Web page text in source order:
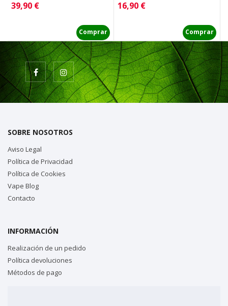
Precio
39,90 €
Comprar
Precio
16,90 €
Comprar
SOBRE NOSOTROS
Aviso Legal
Política de Privacidad
Política de Cookies
Vape Blog
Contacto
INFORMACIÓN
Realización de un pedido
Política devoluciones
Métodos de pago